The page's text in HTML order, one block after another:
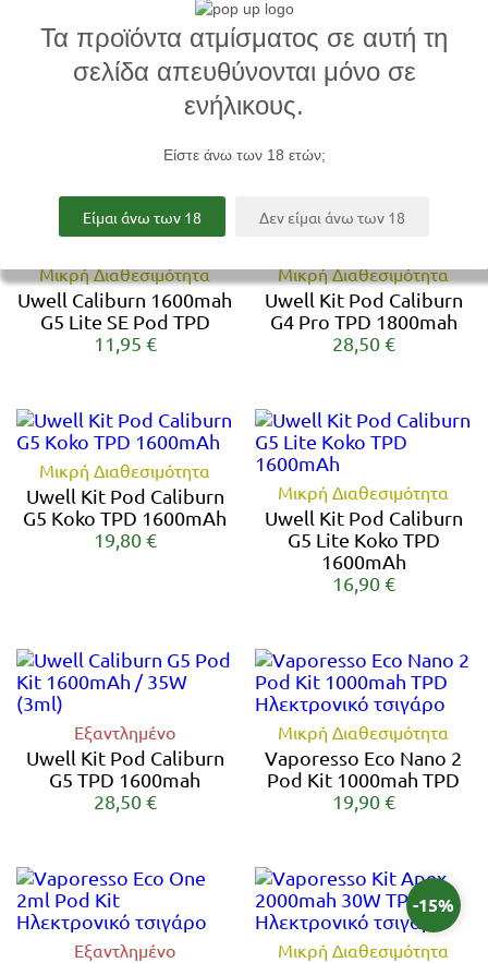
Sikary SPOD Battery
only 200mah
15,90 €
Sikary SPOD Starter Kit
0.8ml TPD with
Powerbank 2200mah
Μικρή Διαθεσιμότητα
Uwell Caliburn 1600mah
G5 Lite SE Pod TPD
11,95 €
Μικρή Διαθεσιμότητα
Uwell Kit Pod Caliburn
G4 Pro TPD 1800mah
28,50 €
Μικρή Διαθεσιμότητα
Uwell Kit Pod Caliburn
G5 Koko TPD 1600mAh
19,80 €
Μικρή Διαθεσιμότητα
Uwell Kit Pod Caliburn
G5 Lite Koko TPD
1600mAh
16,90 €
Εξαντλημένο
Uwell Kit Pod Caliburn
G5 TPD 1600mah
28,50 €
Μικρή Διαθεσιμότητα
Vaporesso Eco Nano 2
Pod Kit 1000mah TPD
19,90 €
Εξαντλημένο
-15%
Μικρή Διαθεσιμότητα
Τα πρoϊόντα ατμίσματος σε αυτή τη
σελίδα απευθύνονται μόνο σε
ενήλικους.
Είστε άνω των 18 ετών;
Είμαι άνω των 18 Δεν είμαι άνω των 18